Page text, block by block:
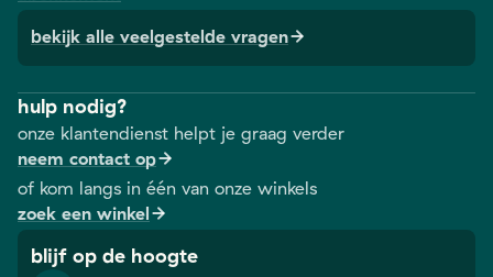
bekijk alle veelgestelde vragen
hulp nodig?
onze klantendienst helpt je graag verder
neem contact op
of kom langs in één van onze winkels
zoek een winkel
blijf op de hoogte